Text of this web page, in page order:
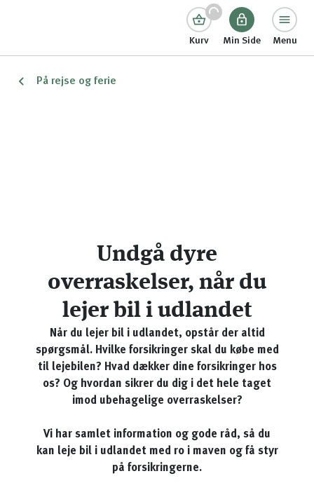
Kurv Min Side Menu
På rejse og ferie
Undgå dyre
overraskelser, når du
lejer bil i udlandet
Når du lejer bil i udlandet, opstår der altid
spørgsmål. Hvilke forsikringer skal du købe med
til lejebilen? Hvad dækker dine forsikringer hos
os? Og hvordan sikrer du dig i det hele taget
imod ubehagelige overraskelser?
Vi har samlet information og gode råd, så du
kan leje bil i udlandet med ro i maven og få styr
på forsikringerne.